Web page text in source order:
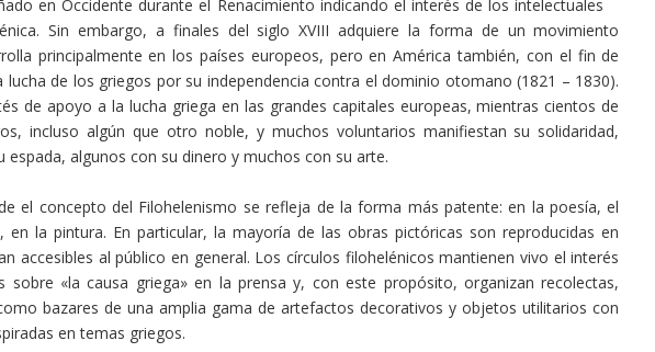
en Occidente durante el Renacimiento indicando el interés de los intelectuales
Sin embargo, a finales del siglo XVIII adquiere la forma de un movimiento
principalmente en los países europeos, pero en América también, con el fin de
de los griegos por su independencia contra el dominio otomano (1821 – 1830).
de apoyo a la lucha griega en las grandes capitales europeas, mientras cientos de
incluso algún que otro noble, y muchos voluntarios manifiestan su solidaridad,
algunos con su dinero y muchos con su arte.
el concepto del Filohelenismo se refleja de la forma más patente: en la poesía, el
la pintura. En particular, la mayoría de las obras pictóricas son reproducidas en
accesibles al público en general. Los círculos filohelénicos mantienen vivo el interés
sobre «la causa griega» en la prensa y, con este propósito, organizan recolectas,
bazares de una amplia gama de artefactos decorativos y objetos utilitarios con
en temas griegos.